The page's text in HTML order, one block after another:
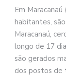
Em
habitantes,
Maracanaú,
longo de 17
são gerados
dos postos de